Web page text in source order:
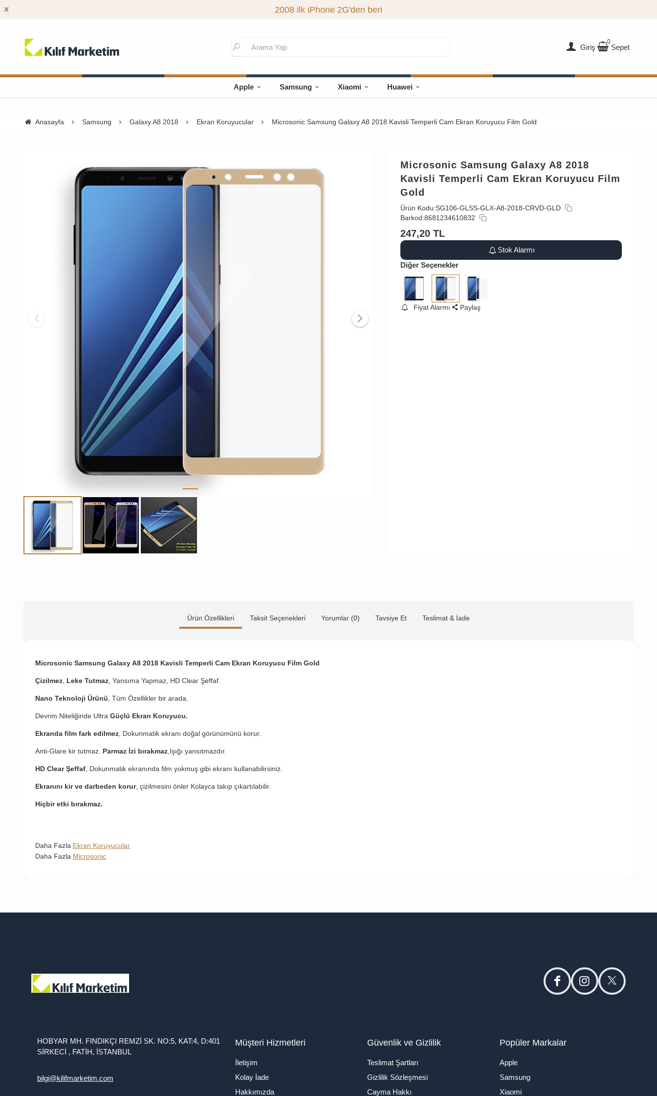
2008 ilk iPhone 2G'den beri
Giriş
0
Sepet
Apple Samsung Xiaomi Huawei
Anasayfa Samsung Galaxy A8 2018 Ekran Koruyucular Microsonic Samsung Galaxy A8 2018 Kavisli Temperli Cam Ekran Koruyucu Film Gold
Microsonic Samsung Galaxy A8 2018
Kavisli Temperli Cam Ekran Koruyucu Film
Gold
Ürün Kodu:SG106-GLSS-GLX-A8-2018-CRVD-GLD
Barkod:8681234610832
247,20 TL
Stok Alarmı
Diğer Seçenekler
Fiyat Alarmı Paylaş
Ürün Özellikleri Taksit Seçenekleri Yorumlar (0) Tavsiye Et Teslimat & İade
Microsonic Samsung Galaxy A8 2018 Kavisli Temperli Cam Ekran Koruyucu Film Gold
Çizilmez Leke Tutmaz , Yansıma Yapmaz, HD Clear Şeffaf.
Nano Teknoloji Ürünü , Tüm Özellikler bir arada.
Devrim Niteliğinde Ultra Güçlü Ekran Koruyucu.
Ekranda film fark edilmez , Dokunmatik ekranı doğal görünümünü korur.
Anti-Glare kir tutmaz. Parmaz İzi bırakmaz ,Işığı yansıtmazdır.
HD Clear Şeffaf , Dokunmatik ekranında film yokmuş gibi ekranı kullanabilirsiniz.
Ekranını kir ve darbeden korur, çizilmesini önler Kolayca takıp çıkartılabilir.
Hiçbir etki bırakmaz.
Daha Fazla Ekran Koruyucular
Daha Fazla Microsonic
facebookinstagramtwitter
HOBYAR MH. FINDIKÇI REMZİ SK. NO:5, KAT:4, D:401
SİRKECİ , FATİH, İSTANBUL
bilgi@kilifmarketim.com
Müşteri Hizmetleri
İletişim
Kolay İade
Hakkımızda
Güvenlik ve Gizlilik
Teslimat Şartları
Gizlilik Sözleşmesi
Cayma Hakkı
Popüler Markalar
Apple
Samsung
Xiaomi